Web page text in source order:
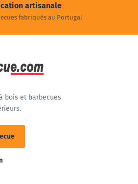
artisanale
fabriqués au Portugal
bois et barbecues